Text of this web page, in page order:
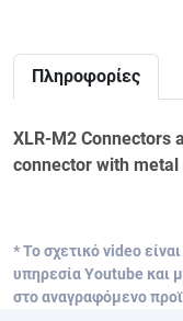
Πληροφορίες
XLR-M2 Connectors
connector with metal
* Το σχετικό video
υπηρεσία Youtube και
στο αναγραφόμενο